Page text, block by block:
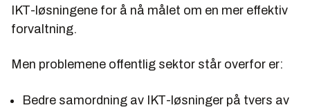
IKT-løsningene for å nå målet om en mer effektiv
forvaltning.
Men problemene offentlig sektor står overfor er:
Bedre samordning av IKT-løsninger på tvers av